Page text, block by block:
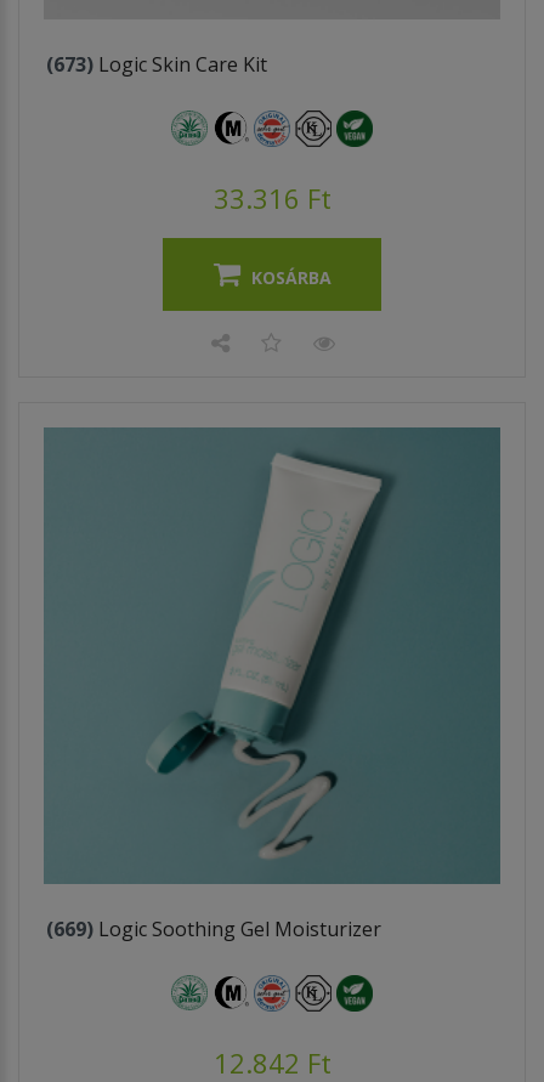
(673) Logic Skin Care Kit
33.316 Ft
KOSÁRBA
(669) Logic Soothing Gel Moisturizer
12.842 Ft